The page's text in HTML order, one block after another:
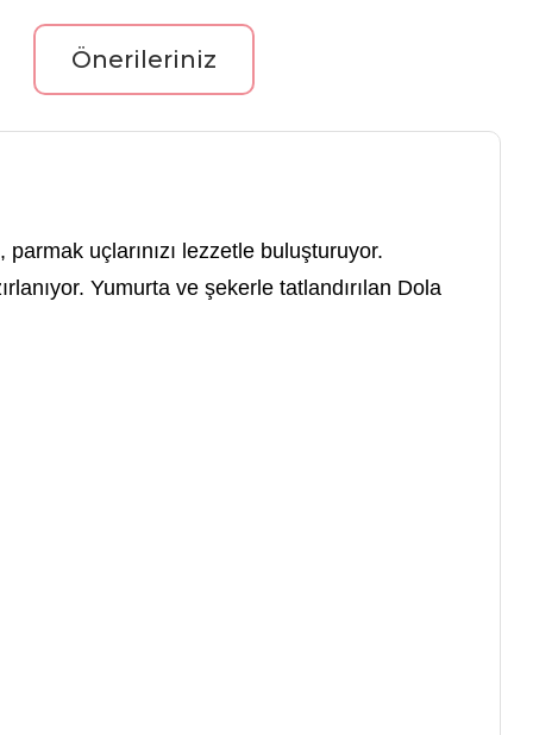
Önerileriniz
parmak uçlarınızı lezzetle buluşturuyor.
Yumurta ve şekerle tatlandırılan Dola